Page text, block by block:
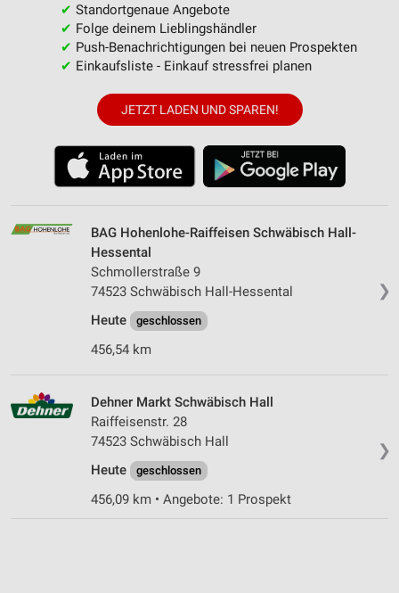
✔ Standortgenaue Angebote
✔ Folge deinem Lieblingshändler
✔ Push-Benachrichtigungen bei neuen Prospekten
✔ Einkaufsliste - Einkauf stressfrei planen
JETZT LADEN UND SPAREN!
❯
BAG Hohenlohe-Raiffeisen Schwäbisch Hall-
Hessental
Schmollerstraße 9
74523 Schwäbisch Hall-Hessental
Heute
geschlossen
456,54 km
❯
Dehner Markt Schwäbisch Hall
Raiffeisenstr. 28
74523 Schwäbisch Hall
Heute
geschlossen
456,09 km • Angebote: 1 Prospekt